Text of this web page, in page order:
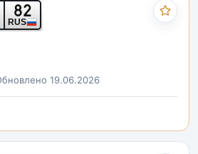
82
RUS
19.06.2026